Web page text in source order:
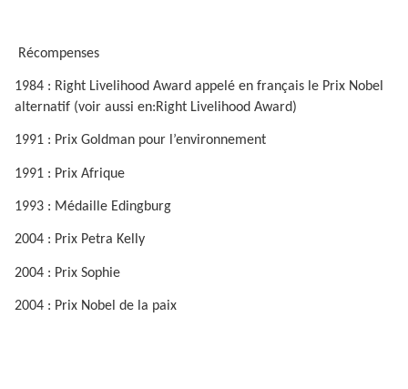
Récompenses
1984 : Right Livelihood Award appelé en français le Prix Nobel
alternatif (voir aussi en:Right Livelihood Award)
1991 : Prix Goldman pour l’environnement
1991 : Prix Afrique
1993 : Médaille Edingburg
2004 : Prix Petra Kelly
2004 : Prix Sophie
2004 : Prix Nobel de la paix